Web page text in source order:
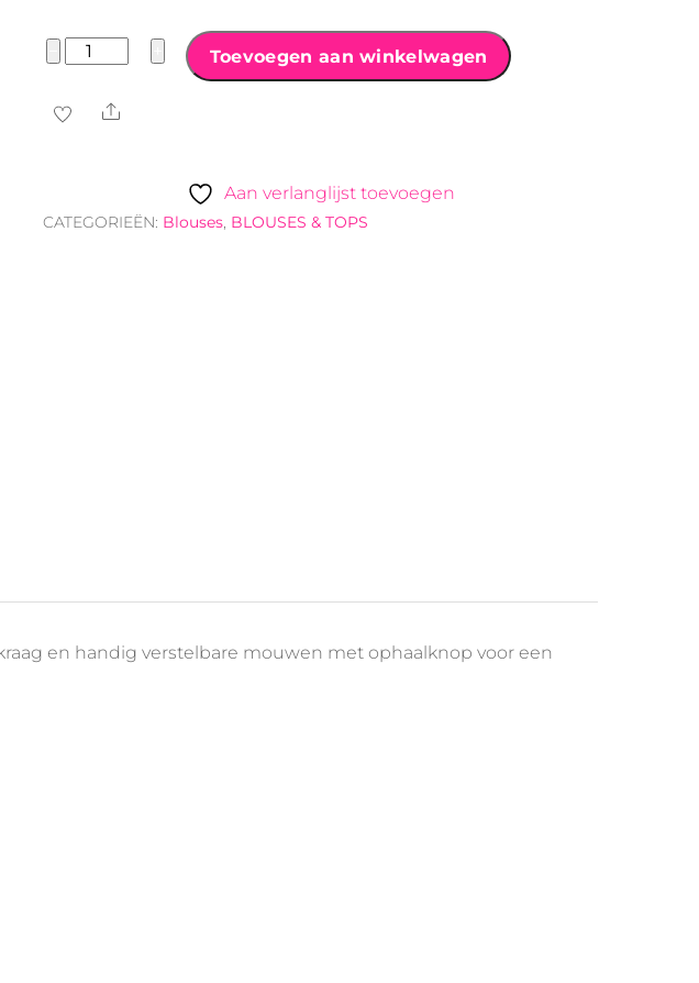
Bloemen
Blouse
Toevoegen aan winkelwagen
Share
Aan verlanglijst toevoegen
CATEGORIEËN: Blouses, BLOUSES & TOPS
en handig verstelbare mouwen met ophaalknop voor een